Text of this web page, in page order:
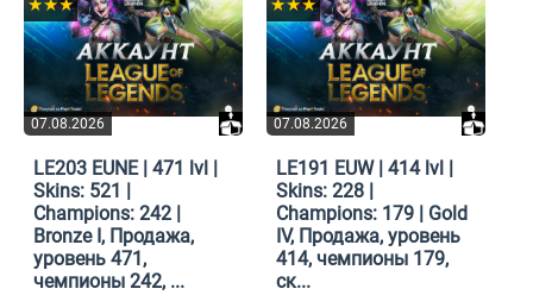
07.08.2026
★★★
LE203 EUNE | 471 lvl |
Skins: 521 |
Champions: 242 |
Bronze I, Продажа,
уровень 471,
чемпионы 242, ...
07.08.2026
★★★
LE191 EUW | 414 lvl |
Skins: 228 |
Champions: 179 | Gold
IV, Продажа, уровень
414, чемпионы 179,
ск...